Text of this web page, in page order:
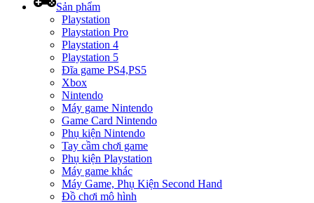
Sản phẩm
Playstation
Playstation Pro
Playstation 4
Playstation 5
Đĩa game PS4,PS5
Xbox
Nintendo
Máy game Nintendo
Game Card Nintendo
Phụ kiện Nintendo
Tay cầm chơi game
Phụ kiện Playstation
Máy game khác
Máy Game, Phụ Kiện Second Hand
Đồ chơi mô hình